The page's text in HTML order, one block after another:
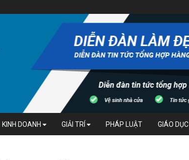
KINH DOANH GIẢI TRÍ PHÁP LUẬT GIÁO DỤC